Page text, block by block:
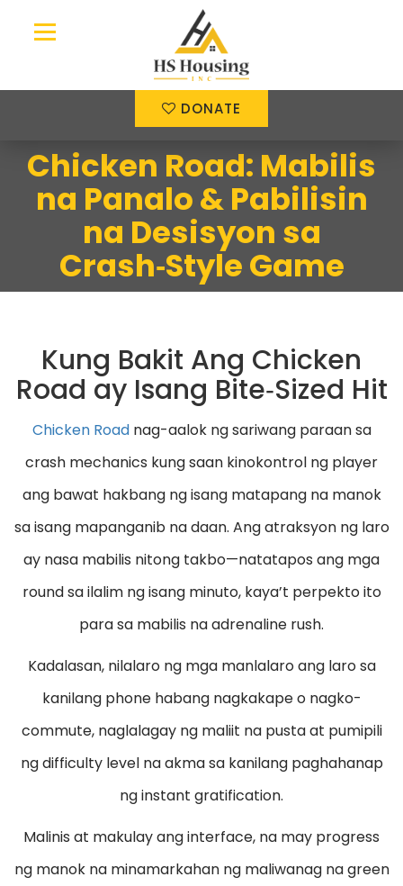
DONATE
Chicken Road: Mabilis
na Panalo & Pabilisin
na Desisyon sa
Crash‑Style Game
Kung Bakit Ang Chicken
Road ay Isang Bite‑Sized Hit
Chicken Roadnag-aalok ng sariwang paraan sa
crash mechanics kung saan kinokontrol ng player
ang bawat hakbang ng isang matapang na manok
sa isang mapanganib na daan. Ang atraksyon ng laro
ay nasa mabilis nitong takbo—natatapos ang mga
round sa ilalim ng isang minuto, kaya’t perpekto ito
para sa mabilis na adrenaline rush.
Kadalasan, nilalaro ng mga manlalaro ang laro sa
kanilang phone habang nagkakape o nagko-
commute, naglalagay ng maliit na pusta at pumipili
ng difficulty level na akma sa kanilang paghahanap
ng instant gratification.
Malinis at makulay ang interface, na may progress
ng manok na minamarkahan ng maliwanag na green